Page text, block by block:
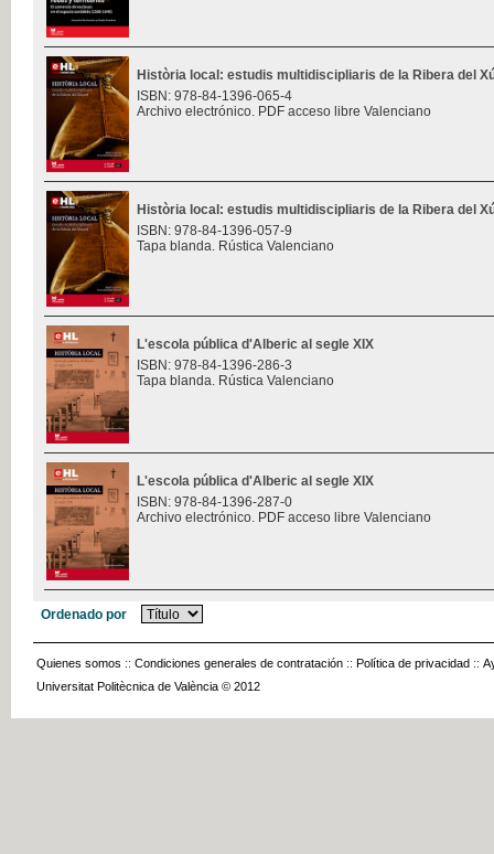
Història local: estudis multidiscipliaris de la Ribera del
ISBN: 978-84-1396-065-4
Archivo electrónico. PDF acceso libre Valenciano
Història local: estudis multidiscipliaris de la Ribera del
ISBN: 978-84-1396-057-9
Tapa blanda. Rústica Valenciano
L'escola pública d'Alberic al segle XIX
ISBN: 978-84-1396-286-3
Tapa blanda. Rústica Valenciano
L'escola pública d'Alberic al segle XIX
ISBN: 978-84-1396-287-0
Archivo electrónico. PDF acceso libre Valenciano
Ordenado por
Quienes somos :: Condiciones generales de contratación :: Política de privacidad ::
Universitat Politècnica de València © 2012